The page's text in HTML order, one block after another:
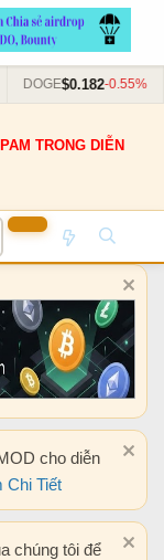
DOGE$0.182-0.55%
TRONG DIỄN
cho diễn
Chi Tiết
chúng tôi để